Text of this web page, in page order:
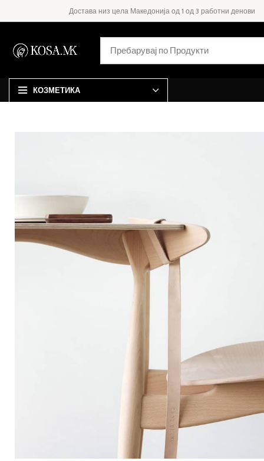
Достава низ цела Македонија од 1 од 3 работни денови
КОЗМЕТИКА